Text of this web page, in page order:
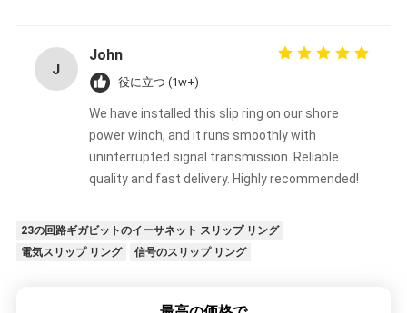
J
John
役に立つ (1w+)
We have installed this slip ring on our shore
power winch, and it runs smoothly with
uninterrupted signal transmission. Reliable
quality and fast delivery. Highly recommended!
23の回路ギガビットのイーサネット スリップ リング
電気スリップ リング
信号のスリップ リング